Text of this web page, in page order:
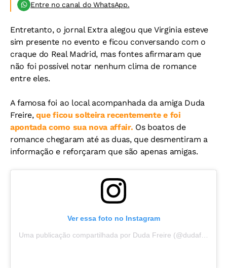
Entre no canal do WhatsApp.
Entretanto, o jornal Extra alegou que Virginia esteve
sim presente no evento e ficou conversando com o
craque do Real Madrid, mas fontes afirmaram que
não foi possível notar nenhum clima de romance
entre eles.
A famosa foi ao local acompanhada da amiga Duda
Freire,que ficou solteira recentemente e foi
apontada como sua nova affair. Os boatos de
romance chegaram até as duas, que desmentiram a
informação e reforçaram que são apenas amigas.
Ver essa foto no Instagram